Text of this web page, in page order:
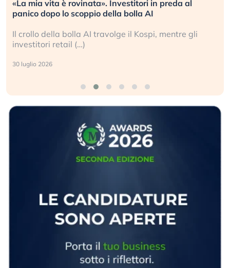
«La mia vita è rovinata». Investitori in preda al
panico dopo lo scoppio della bolla AI
Il crollo della bolla AI travolge il Kospi, mentre gli
investitori retail (…)
30 luglio 2026